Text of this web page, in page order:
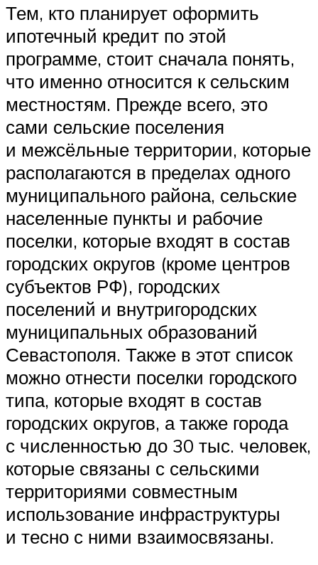
Тем, кто планирует оформить
ипотечный кредит по этой
программе, стоит сначала понять,
что именно относится к сельским
местностям. Прежде всего, это
сами сельские поселения
и межсёльные территории, которые
располагаются в пределах одного
муниципального района, сельские
населенные пункты и рабочие
поселки, которые входят в состав
городских округов (кроме центров
субъектов РФ), городских
поселений и внутригородских
муниципальных образований
Севастополя. Также в этот список
можно отнести поселки городского
типа, которые входят в состав
городских округов, а также города
с численностью до 30 тыс. человек,
которые связаны с сельскими
территориями совместным
использование инфраструктуры
и тесно с ними взаимосвязаны.